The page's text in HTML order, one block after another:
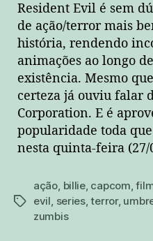
Resident Evil é sem
de ação/terror mais
história, rendendo
animações ao longo
existência. Mesmo
certeza já ouviu falar
Corporation. E é
popularidade toda
nesta quinta-feira (27/
tags
ação, billie, capcom,
evil, series,terror,
zumbis